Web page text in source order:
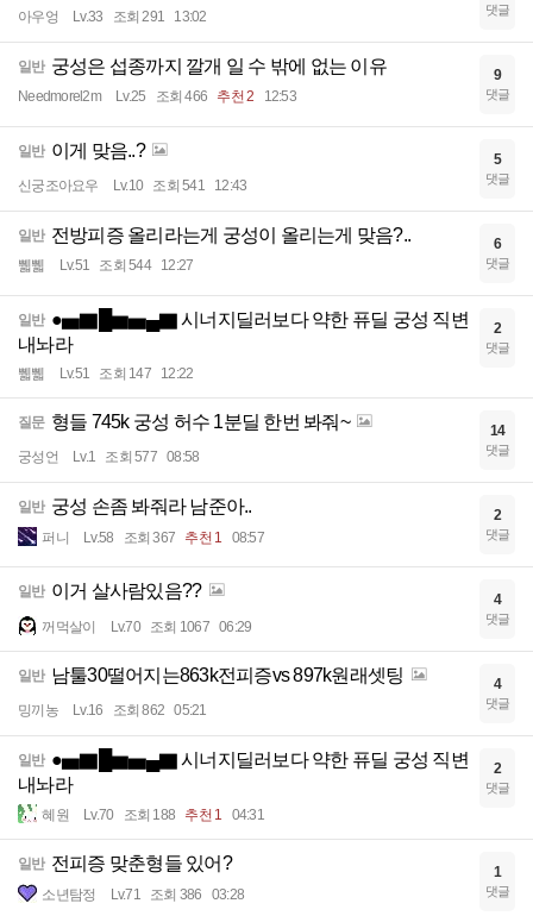
아우엉 Lv.33 조회 291 13:02 댓글
일반 궁성은 섭종까지 깔개 일 수 밖에 없는 이유
Needmorel2m Lv.25 조회 466 추천 2 12:53
9
댓글
일반 이게 맞음..?
신궁조아요우 Lv.10 조회 541 12:43
5
댓글
일반 전방피증 올리라는게 궁성이 올리는게 맞음?..
쀏쀏 Lv.51 조회 544 12:27
6
댓글
일반 ●▅▇█▆▅▄▇ 시너지딜러보다 약한 퓨딜 궁성 직변
내놔라
쀏쀏 Lv.51 조회 147 12:22
2
댓글
질문 형들 745k 궁성 허수 1분딜 한번 봐줘~
궁성언 Lv.1 조회 577 08:58
14
댓글
일반 궁성 손좀 봐줘라 남준아..
퍼니 Lv.58 조회 367 추천 1 08:57
2
댓글
일반 이거 살사람있음??
꺼먹살이 Lv.70 조회 1067 06:29
4
댓글
일반 남툴30떨어지는863k전피증vs 897k원래셋팅
밍끼농 Lv.16 조회 862 05:21
4
댓글
일반 ●▅▇█▆▅▄▇ 시너지딜러보다 약한 퓨딜 궁성 직변
내놔라
혜원 Lv.70 조회 188 추천 1 04:31
2
댓글
일반 전피증 맞춘형들 있어?
소년탐정 Lv.71 조회 386 03:28
1
댓글